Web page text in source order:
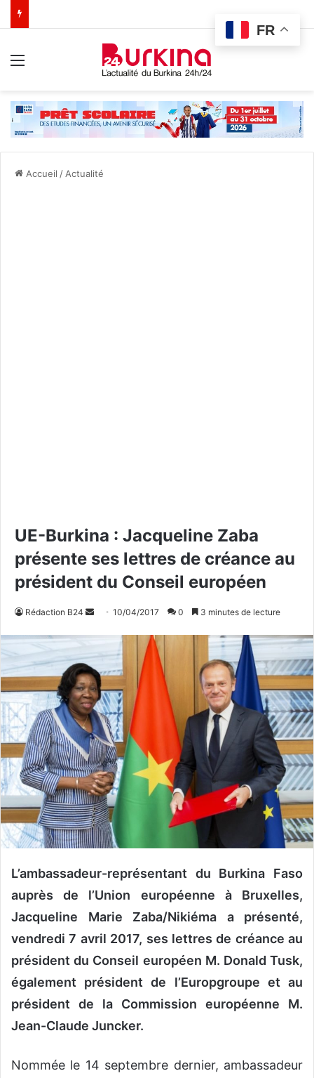
Accueil / Actualité
UE-Burkina : Jacqueline Zaba
présente ses lettres de créance au
président du Conseil européen
Rédaction B24
y
e
r
u
n
c
o
u
r
r
i
l
10/04/2017 0 3 minutes de lecture
L’ambassadeur-représentant du Burkina Faso
auprès de l’Union européenne à Bruxelles,
Jacqueline Marie Zaba/Nikiéma a présenté,
vendredi 7 avril 2017, ses lettres de créance au
président du Conseil européen M. Donald Tusk,
également président de l’Europgroupe et au
président de la Commission européenne M.
Jean-Claude Juncker.
Nommée le 14 septembre dernier, ambassadeur
FR